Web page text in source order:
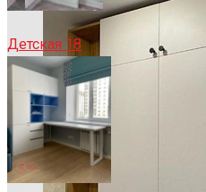
Детская 18